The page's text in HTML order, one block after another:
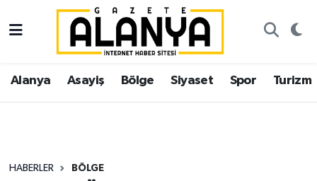
Alanya Asayiş Bölge Siyaset Spor Turizm
HABERLER BÖLGE
Alanya
Asayiş
Siyaset
İstanbul Nöbetçi Eczaneler
İstanbul Hava Durumu
Süper Lig Puan Durumu ve Fikstür